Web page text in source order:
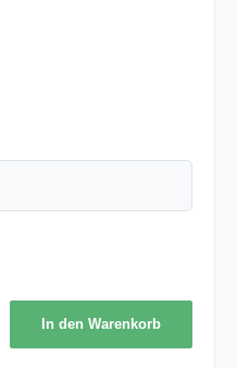
In den Warenkorb